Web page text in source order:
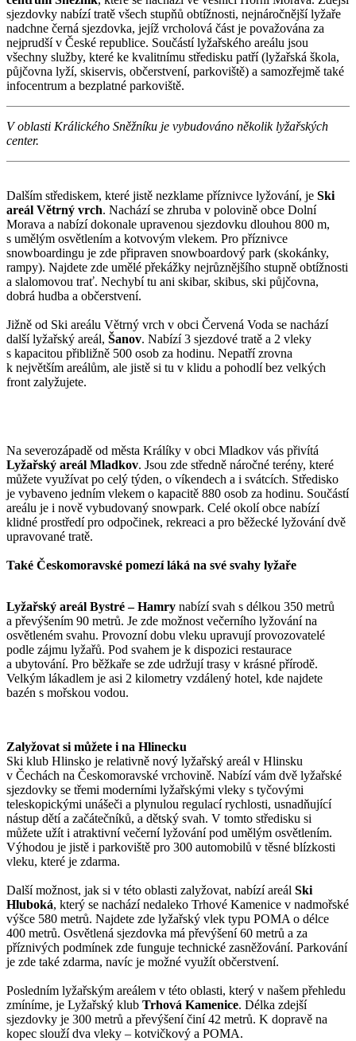
sjezdovky nabízí tratě všech stupňů obtížnosti, nejnáročnější lyžaře
nadchne černá sjezdovka, jejíž vrcholová část je považována za
nejprudší v České republice. Součástí lyžařského areálu jsou
všechny služby, které ke kvalitnímu středisku patří (lyžařská škola,
půjčovna lyží, skiservis, občerstvení, parkoviště) a samozřejmě také
infocentrum a bezplatné parkoviště.
V oblasti Králického Sněžníku je vybudováno několik lyžařských
center.
Dalším střediskem, které jistě nezklame příznivce lyžování, je Ski
areál Větrný vrch. Nachází se zhruba v polovině obce Dolní
Morava a nabízí dokonale upravenou sjezdovku dlouhou 800 m,
s umělým osvětlením a kotvovým vlekem. Pro příznivce
snowboardingu je zde připraven snowboardový park (skokánky,
rampy). Najdete zde umělé překážky nejrůznějšího stupně obtížnosti
a slalomovou trať. Nechybí tu ani skibar, skibus, ski půjčovna,
dobrá hudba a občerstvení.
Jižně od Ski areálu Větrný vrch v obci Červená Voda se nachází
další lyžařský areál, Šanov. Nabízí 3 sjezdové tratě a 2 vleky
s kapacitou přibližně 500 osob za hodinu. Nepatří zrovna
k největším areálům, ale jistě si tu v klidu a pohodlí bez velkých
front zalyžujete.
Na severozápadě od města Králíky v obci Mladkov vás přivítá
Lyžařský areál Mladkov. Jsou zde středně náročné terény, které
můžete využívat po celý týden, o víkendech a i svátcích. Středisko
je vybaveno jedním vlekem o kapacitě 880 osob za hodinu. Součástí
areálu je i nově vybudovaný snowpark. Celé okolí obce nabízí
klidné prostředí pro odpočinek, rekreaci a pro běžecké lyžování dvě
upravované tratě.
Také Českomoravské pomezí láká na své svahy lyžaře
Lyžařský areál Bystré – Hamry nabízí svah s délkou 350 metrů
a převýšením 90 metrů. Je zde možnost večerního lyžování na
osvětleném svahu. Provozní dobu vleku upravují provozovatelé
podle zájmu lyžařů. Pod svahem je k dispozici restaurace
a ubytování. Pro běžkaře se zde udržují trasy v krásné přírodě.
Velkým lákadlem je asi 2 kilometry vzdálený hotel, kde najdete
bazén s mořskou vodou.
Zalyžovat si můžete i na Hlinecku
Ski klub Hlinsko je relativně nový lyžařský areál v Hlinsku
v Čechách na Českomoravské vrchovině. Nabízí vám dvě lyžařské
sjezdovky se třemi moderními lyžařskými vleky s tyčovými
teleskopickými unášeči a plynulou regulací rychlosti, usnadňující
nástup dětí a začátečníků, a dětský svah. V tomto středisku si
můžete užít i atraktivní večerní lyžování pod umělým osvětlením.
Výhodou je jistě i parkoviště pro 300 automobilů v těsné blízkosti
vleku, které je zdarma.
Další možnost, jak si v této oblasti zalyžovat, nabízí areál Ski
Hluboká, který se nachází nedaleko Trhové Kamenice v nadmořské
výšce 580 metrů. Najdete zde lyžařský vlek typu POMA o délce
400 metrů. Osvětlená sjezdovka má převýšení 60 metrů a za
příznivých podmínek zde funguje technické zasněžování. Parkování
je zde také zdarma, navíc je možné využít občerstvení.
Posledním lyžařským areálem v této oblasti, který v našem přehledu
zmíníme, je Lyžařský klub Trhová Kamenice. Délka zdejší
sjezdovky je 300 metrů a převýšení činí 42 metrů. K dopravě na
kopec slouží dva vleky – kotvičkový a POMA.